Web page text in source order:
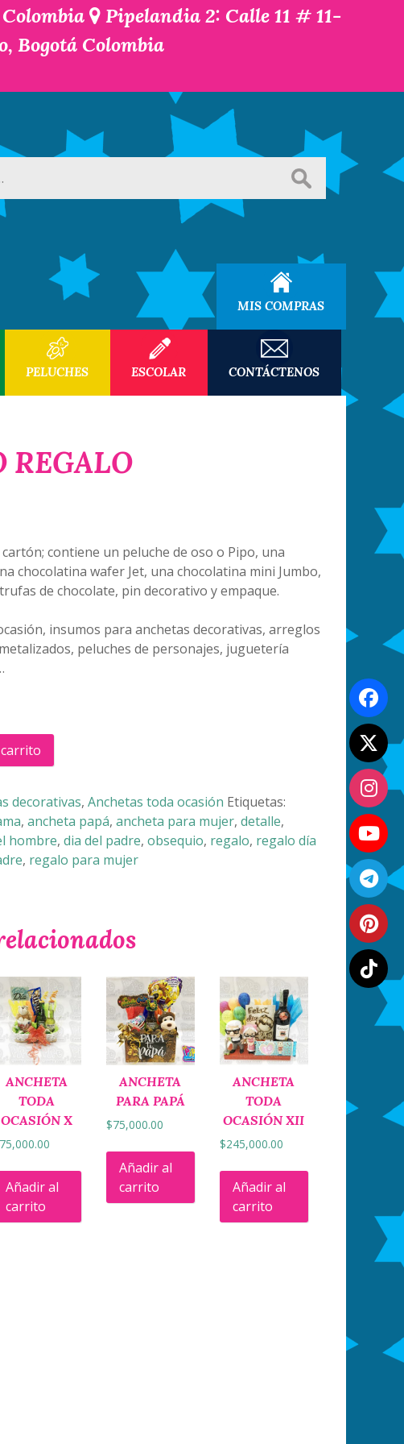
Pipelandia 2: Calle 11 # 11-
Bogotá Colombia
MIS COMPRAS
PELUCHES ESCOLAR CONTÁCTENOS
REGALO
contiene un peluche de oso o Pipo, una
chocolatina wafer Jet, una chocolatina mini Jumbo,
de chocolate, pin decorativo y empaque.
insumos para anchetas decorativas, arreglos
peluches de personajes, juguetería
decorativas, Anchetas toda ocasión Etiquetas:
, ancheta papá, ancheta para mujer, detalle,
hombre, dia del padre, obsequio, regalo, regalo día
, regalo para mujer
ANCHETA
TODA
OCASIÓN X
75,000.00
Añadir al
carrito
ANCHETA
PARA PAPÁ
$75,000.00
Añadir al
carrito
ANCHETA
TODA
OCASIÓN XII
$245,000.00
Añadir al
carrito